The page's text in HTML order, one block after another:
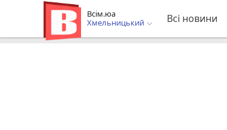
Всім.юа
Хмельницький
Всі новини